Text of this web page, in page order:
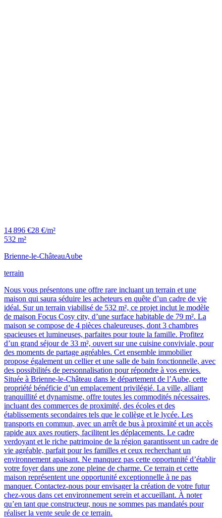
14 896 €28 €/m²
532 m²
Brienne-le-ChâteauAube
terrain
Nous vous présentons une offre rare incluant un terrain et une
maison qui saura séduire les acheteurs en quête d’un cadre de vie
idéal. Sur un terrain viabilisé de 532 m², ce projet inclut le modèle
de maison Focus Cosy city, d’une surface habitable de 79 m². La
maison se compose de 4 pièces chaleureuses, dont 3 chambres
spacieuses et lumineuses, parfaites pour toute la famille. Profitez
d’un grand séjour de 33 m², ouvert sur une cuisine conviviale, pour
des moments de partage agréables. Cet ensemble immobilier
propose également un cellier et une salle de bain fonctionnelle, avec
des possibilités de personnalisation pour répondre à vos envies.
Située à Brienne-le-Château dans le département de l’Aube, cette
propriété bénéficie d’un emplacement privilégié. La ville, alliant
tranquillité et dynamisme, offre toutes les commodités nécessaires,
incluant des commerces de proximité, des écoles et des
établissements secondaires tels que le collège et le lycée. Les
transports en commun, avec un arrêt de bus à proximité et un accès
rapide aux axes routiers, facilitent les déplacements. Le cadre
verdoyant et le riche patrimoine de la région garantissent un cadre de
vie agréable, parfait pour les familles et ceux recherchant un
environnement apaisant. Ne manquez pas cette opportunité d’établir
votre foyer dans une zone pleine de charme. Ce terrain et cette
maison représentent une opportunité exceptionnelle à ne pas
manquer. Contactez-nous pour envisager la création de votre futur
chez-vous dans cet environnement serein et accueillant. À noter
qu’en tant que constructeur, nous ne sommes pas mandatés pour
réaliser la vente seule de ce terrain.